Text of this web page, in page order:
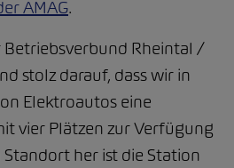
AMAG.
Betriebsverbund Rheintal /
stolz darauf, dass wir in
Elektroautos eine
vier Plätzen zur Verfügung
her ist die Station